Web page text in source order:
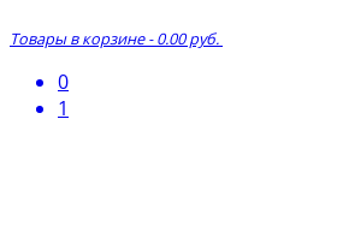
Товары в корзине - 0.00 руб.
0
1